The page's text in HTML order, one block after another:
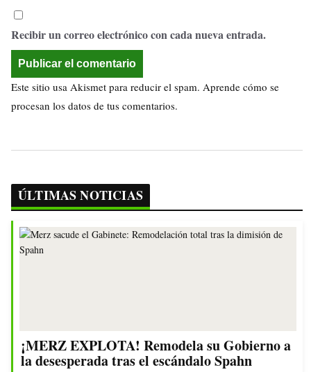
Recibir un correo electrónico con cada nueva entrada.
Este sitio usa Akismet para reducir el spam. Aprende cómo se
procesan los datos de tus comentarios.
ÚLTIMAS NOTICIAS
¡MERZ EXPLOTA! Remodela su Gobierno a
la desesperada tras el escándalo Spahn